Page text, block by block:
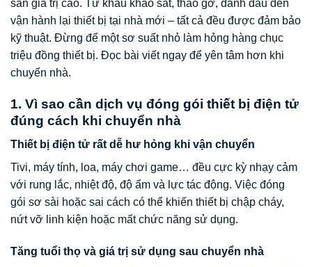
sản giá trị cao. Từ khâu khảo sát, tháo gỡ, đánh dấu đến
vận hành lại thiết bị tại nhà mới – tất cả đều được đảm bảo
kỹ thuật. Đừng để một sơ suất nhỏ làm hỏng hàng chục
triệu đồng thiết bị. Đọc bài viết ngay để yên tâm hơn khi
chuyển nhà.
1. Vì sao cần dịch vụ đóng gói thiết bị điện tử
đúng cách khi chuyển nhà
Thiết bị điện tử rất dễ hư hỏng khi vận chuyển
Tivi, máy tính, loa, máy chơi game… đều cực kỳ nhạy cảm
với rung lắc, nhiệt độ, độ ẩm và lực tác động. Việc đóng
gói sơ sài hoặc sai cách có thể khiến thiết bị chập cháy,
nứt vỡ linh kiện hoặc mất chức năng sử dụng.
Tăng tuổi thọ và giá trị sử dụng sau chuyển nhà